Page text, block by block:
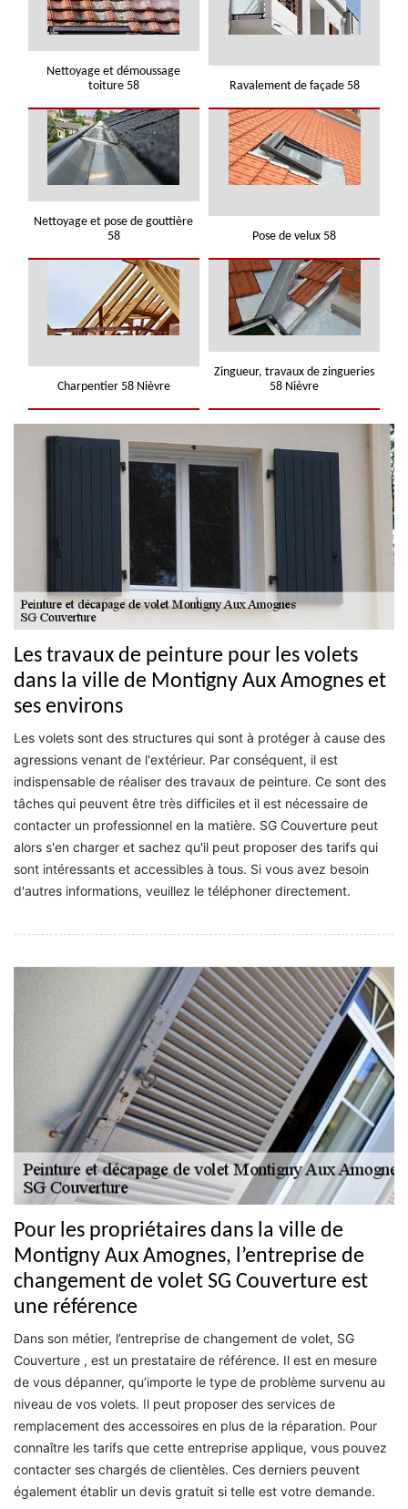
Nettoyage et démoussage
toiture 58
Ravalement de façade 58
Nettoyage et pose de gouttière
58
Pose de velux 58
Charpentier 58 Nièvre
Zingueur, travaux de zingueries
58 Nièvre
Les travaux de peinture pour les volets
dans la ville de Montigny Aux Amognes et
ses environs
Les volets sont des structures qui sont à protéger à cause des
agressions venant de l'extérieur. Par conséquent, il est
indispensable de réaliser des travaux de peinture. Ce sont des
tâches qui peuvent être très difficiles et il est nécessaire de
contacter un professionnel en la matière. SG Couverture peut
alors s'en charger et sachez qu'il peut proposer des tarifs qui
sont intéressants et accessibles à tous. Si vous avez besoin
d'autres informations, veuillez le téléphoner directement.
Pour les propriétaires dans la ville de
Montigny Aux Amognes, l’entreprise de
changement de volet SG Couverture est
une référence
Dans son métier, l’entreprise de changement de volet, SG
Couverture , est un prestataire de référence. Il est en mesure
de vous dépanner, qu’importe le type de problème survenu au
niveau de vos volets. Il peut proposer des services de
remplacement des accessoires en plus de la réparation. Pour
connaître les tarifs que cette entreprise applique, vous pouvez
contacter ses chargés de clientèles. Ces derniers peuvent
également établir un devis gratuit si telle est votre demande.